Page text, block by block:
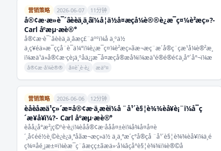
营销策略 2026-06-07 11分钟
å®¢æ·æ»è¯´âèèä¸ä¸âï¼å¦ä½å¤æ­çå¼è®®è¿æ¯ç¤¼è²æç»?-
Carl åºæµ·æè®°
å®¢æ·è¯´âèèä¸ä¸âæç£¨äººï¼å ä¸ºä½
ä¸ç¥éä»æ¯ççå¨è¯ä¼°ï¼è¿æ¯ç¤¼è²æç»ãæ¬æç¨æ´å®ç¨çæ¹å¼è®²æ¸
ï¼æä¹ä»å®¢æ·çè¡ä¸ºåä¿¡æ¯å¤æ­çå®æå¾ï¼æä¹é®é®é¢ä¸å°´å°¬ï¼æ
å®¢æ·å¼è®® å¤è´¸è·è¿ æäº¤
营销策略 2026-06-06 12分钟
èåèåæä¹ç»´æ¤å®¢æ·ä¸æ­èï¼å ¨å¹´è§¦è¾¾èå¥è¡¨ï¼å¯ç
´æ¥å¥ï¼?- Carl åºæµ·æè®°
èåå¿å°æ²¡ç©ºè·è¿ï¼èåå®¢æ·ååå¤±èï¼å¾å¤å¤è
´¸å¢éé½è¸©è¿è¿ä¸ªåãæ¬æç»ä½ ä¸ä¸ªæ´ç°å®çå ¨å¹´è§¦è¾¾èå¥ï¼ä¸é
ç¾¤åé¸¡æ±¤ï¼èæ¯ç¨âæçç±ãæä»·å¼âçå°è§¦è¾¾ï¼è®©å